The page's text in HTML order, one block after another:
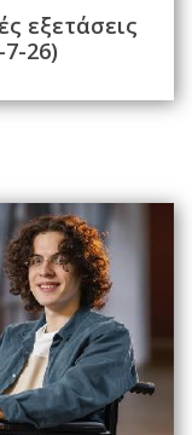
εξετάσεις
26)